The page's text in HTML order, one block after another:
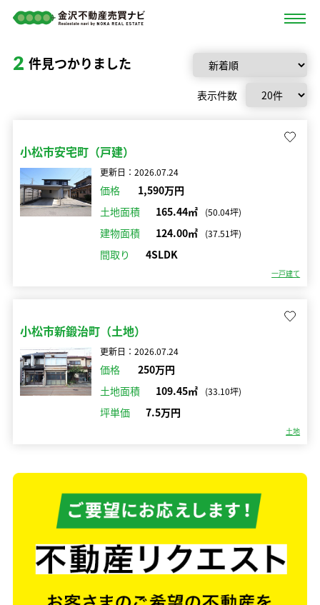
2 件見つかりました
表示件数
小松市安宅町（戸建）
更新日：2026.07.24
価格
1,590万円
土地面積
165.44㎡ (50.04坪)
建物面積 124.00㎡ (37.51坪)
間取り 4SLDK
一戸建て
小松市新鍛治町（土地）
更新日：2026.07.24
価格
250万円
土地面積
109.45㎡ (33.10坪)
坪単価 7.5万円
土地